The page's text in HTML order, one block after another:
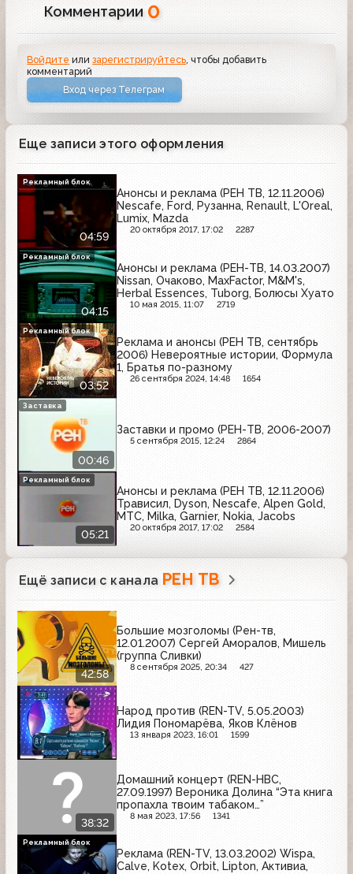
Комментарии 0
Войдите илизарегистрируйтесь, чтобы добавить
комментарий
Вход через Телеграм
Еще записи этого оформления
04:59
Анонсы и реклама (РЕН ТВ, 12.11.2006)
Nescafe, Ford, Рузанна, Renault, L'Oreal,
Lumix, Mazda
20 октября 2017, 17:02 2287
Рекламный блок
04:15
Анонсы и реклама (РЕН-ТВ, 14.03.2007)
Nissan, Очаково, MaxFactor, M&M's,
Herbal Essences, Tuborg, Болюсы Хуато
10 мая 2015, 11:07 2719
Рекламный блок
03:52
Реклама и анонсы (РЕН ТВ, сентябрь
2006) Невероятные истории, Формула
1, Братья по-разному
26 сентября 2024, 14:48 1654
Рекламный блок
00:46
Заставки и промо (РЕН-ТВ, 2006-2007)
5 сентября 2015, 12:24 2864
Заставка
05:21
Анонсы и реклама (РЕН ТВ, 12.11.2006)
Трависил, Dyson, Nescafe, Alpen Gold,
МТС, Milka, Garnier, Nokia, Jacobs
20 октября 2017, 17:02 2584
Рекламный блок
Ещё записи с канала РЕН ТВ
42:58
Большие мозголомы (Рен-тв,
12.01.2007) Сергей Аморалов, Мишель
(группа Сливки)
8 сентября 2025, 20:34 427
Народ против (REN-TV, 5.05.2003)
Лидия Пономарёва, Яков Клёнов
13 января 2023, 16:01 1599
38:32
Домашний концерт (REN-НВС,
27.09.1997) Вероника Долина “Эта книга
пропахла твоим табаком…”
8 мая 2023, 17:56 1341
Реклама (REN-TV, 13.03.2002) Wispa,
Calve, Kotex, Orbit, Lipton, Активиа,
Рекламный блок